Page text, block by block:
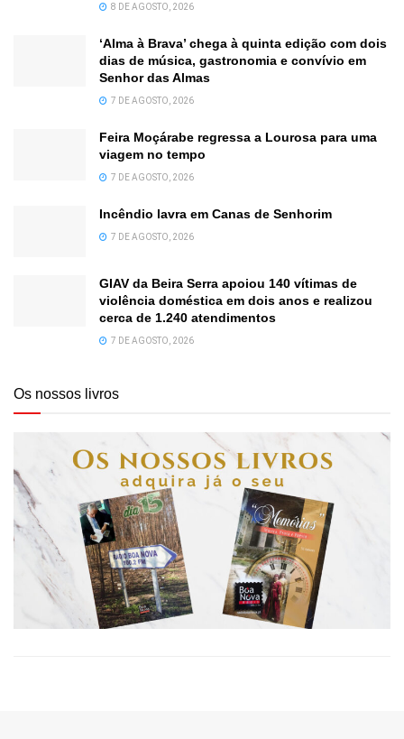
8 DE AGOSTO, 2026
‘Alma à Brava’ chega à quinta edição com dois
dias de música, gastronomia e convívio em
Senhor das Almas
7 DE AGOSTO, 2026
Feira Moçárabe regressa a Lourosa para uma
viagem no tempo
7 DE AGOSTO, 2026
Incêndio lavra em Canas de Senhorim
7 DE AGOSTO, 2026
GIAV da Beira Serra apoiou 140 vítimas de
violência doméstica em dois anos e realizou
cerca de 1.240 atendimentos
7 DE AGOSTO, 2026
Os nossos livros